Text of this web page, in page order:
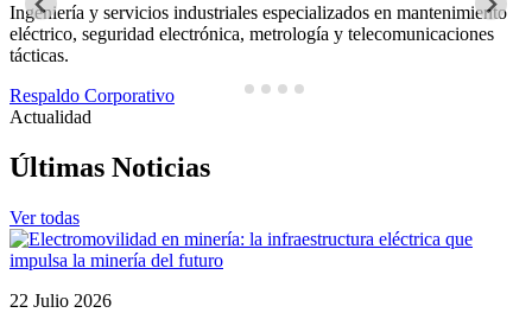
Ingeniería y servicios industriales especializados en mantenimiento
eléctrico, seguridad electrónica, metrología y telecomunicaciones
tácticas.
Respaldo Corporativo
Actualidad
Últimas Noticias
Ver todas
22 Julio 2026